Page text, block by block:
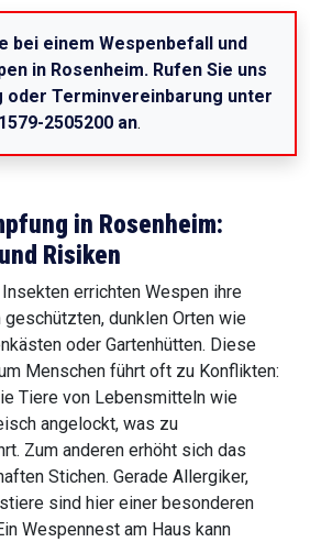
bei einem Wespenbefall und
in Rosenheim. Rufen Sie uns
oder Terminvereinbarung unter
2505200 an.
in Rosenheim:
Risiken
errichten Wespen ihre
dunklen Orten wie
oder Gartenhütten. Diese
Menschen führt oft zu Konflikten:
Tiere von Lebensmitteln wie
angelockt, was zu
Zum anderen erhöht sich das
Stichen. Gerade Allergiker,
sind hier einer besonderen
Wespennest am Haus kann